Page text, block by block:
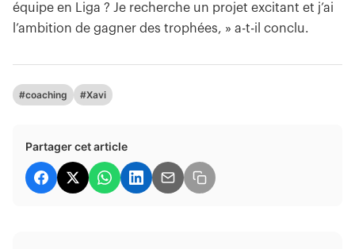
équipe en Liga ? Je recherche un projet excitant et j’ai
l’ambition de gagner des trophées, » a-t-il conclu.
#coaching #Xavi
Partager cet article